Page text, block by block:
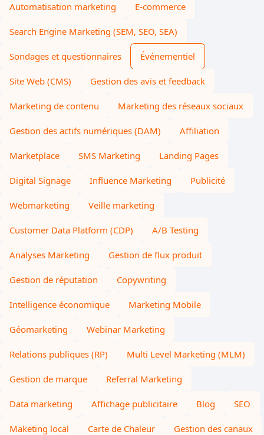
Automatisation marketing E-commerce
Search Engine Marketing (SEM, SEO, SEA)
Sondages et questionnaires Événementiel
Site Web (CMS) Gestion des avis et feedback
Marketing de contenu Marketing des réseaux sociaux
Gestion des actifs numériques (DAM) Affiliation
Marketplace SMS Marketing Landing Pages
Digital Signage Influence Marketing Publicité
Webmarketing Veille marketing
Customer Data Platform (CDP) A/B Testing
Analyses Marketing Gestion de flux produit
Gestion de réputation Copywriting
Intelligence économique Marketing Mobile
Géomarketing Webinar Marketing
Relations publiques (RP) Multi Level Marketing (MLM)
Gestion de marque Referral Marketing
Data marketing Affichage publicitaire Blog SEO
Maketing local Carte de Chaleur Gestion des canaux